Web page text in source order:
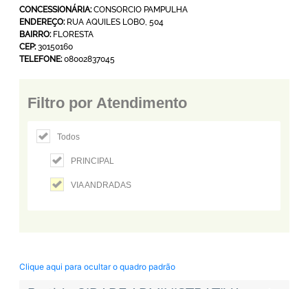
CONCESSIONÁRIA:CONSORCIO PAMPULHA
ENDEREÇO:RUA AQUILES LOBO, 504
BAIRRO:FLORESTA
CEP:30150160
TELEFONE:08002837045
Filtro por Atendimento
Todos
PRINCIPAL
VIA ANDRADAS
Clique aqui para ocultar o quadro padrão